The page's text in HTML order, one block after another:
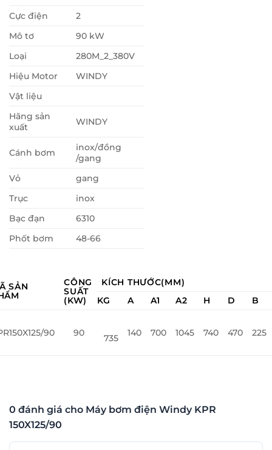
Cực điện
2
Mô tơ
90 kW
Loại
280M_2_380V
Hiệu Motor
WINDY
Vật liệu
Hãng sản
xuất
WINDY
Cánh bơm
inox/đồng
/gang
Vỏ
gang
Trục
inox
Bạc đạn
6310
Phốt bơm
48-66
SẢN
CÔNG
SUẤT
(KW)
KÍCH THƯỚC(MM)
KG
A A1 A2 H D B
90 90 735 140 700 1045 740 470 225
0 đánh giá cho Máy bơm điện Windy KPR
150X125/90